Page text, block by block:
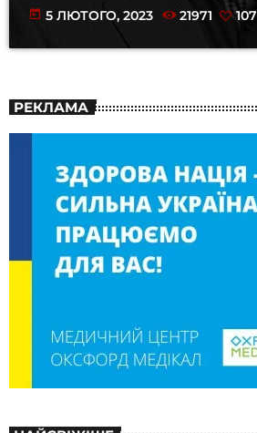
today 5 ЛЮТОГО, 2023 21971 107
РЕКЛАМА